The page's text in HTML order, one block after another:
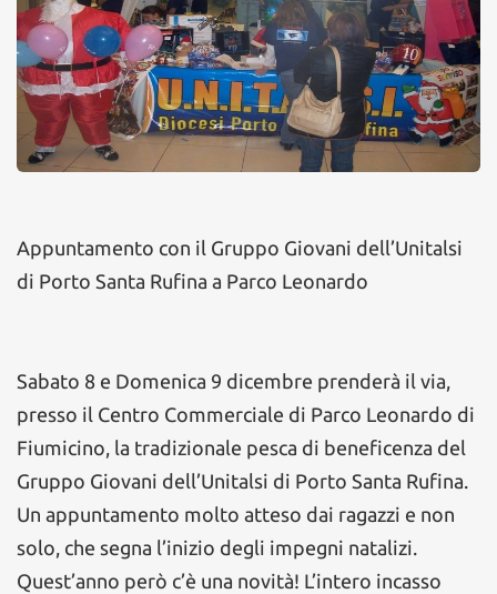
Appuntamento con il Gruppo Giovani dell’Unitalsi
di Porto Santa Rufina a Parco Leonardo
Sabato 8 e Domenica 9 dicembre prenderà il via,
presso il Centro Commerciale di Parco Leonardo di
Fiumicino, la tradizionale pesca di beneficenza del
Gruppo Giovani dell’Unitalsi di Porto Santa Rufina.
Un appuntamento molto atteso dai ragazzi e non
solo, che segna l’inizio degli impegni natalizi.
Quest’anno però c’è una novità! L’intero incasso